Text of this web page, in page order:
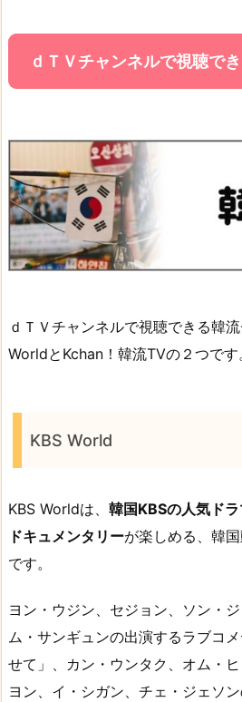
ｄＴＶチャンネルで視聴で
ｄＴＶチャンネルで視聴できる韓
WorldとKchan！韓流TVの２つです
KBS World
KBS Worldは、 韓国KBSの人気ドラ
ドキュメンタリーが楽しめる、韓
です。
ヨン・ウジン、セジョン、ソン・
ム・サンギュンの出演するラブコ
せて」、カン・ウンタク、オム・
ヨン、イ・シガン、チェ・ジェソ